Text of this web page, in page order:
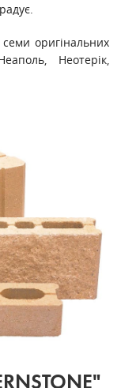
оригінальних
Неотерік,